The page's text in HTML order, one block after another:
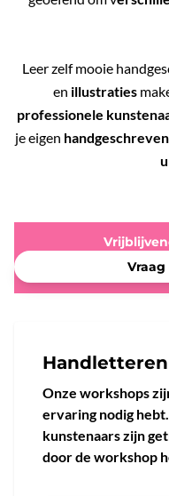
Leer zelf mooie
en illustraties
professionele
je eigen
Onze workshops
ervaring nodig
kunstenaars zijn
door de workshop